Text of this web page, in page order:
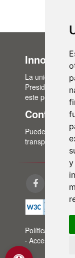
y
La unidad de
Presidencia,
este portal de
Contacto
Puedes
Política de
· Accesibilidad